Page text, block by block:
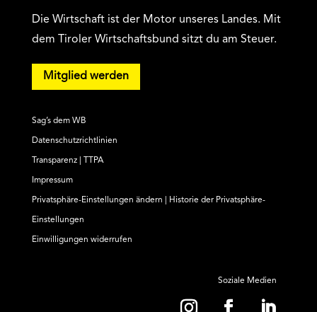
Die Wirtschaft ist der Motor unseres Landes. Mit
dem Tiroler Wirtschaftsbund sitzt du am Steuer.
Mitglied werden
Sag’s dem WB
Datenschutzrichtlinien
Transparenz | TTPA
Impressum
Privatsphäre-Einstellungen ändern Historie der Privatsphäre-
Einstellungen
Einwilligungen widerrufen
Soziale Medien